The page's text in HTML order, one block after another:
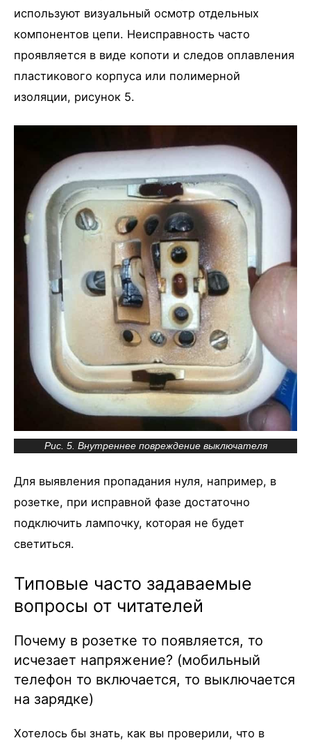
используют визуальный осмотр отдельных
компонентов цепи. Неисправность часто
проявляется в виде копоти и следов оплавления
пластикового корпуса или полимерной
изоляции, рисунок 5.
Рис. 5. Внутреннее повреждение выключателя
Для выявления пропадания нуля, например, в
розетке, при исправной фазе достаточно
подключить лампочку, которая не будет
светиться.
Типовые часто задаваемые
вопросы от читателей
Почему в розетке то появляется, то
исчезает напряжение? (мобильный
телефон то включается, то выключается
на зарядке)
Хотелось бы знать, как вы проверили, что в